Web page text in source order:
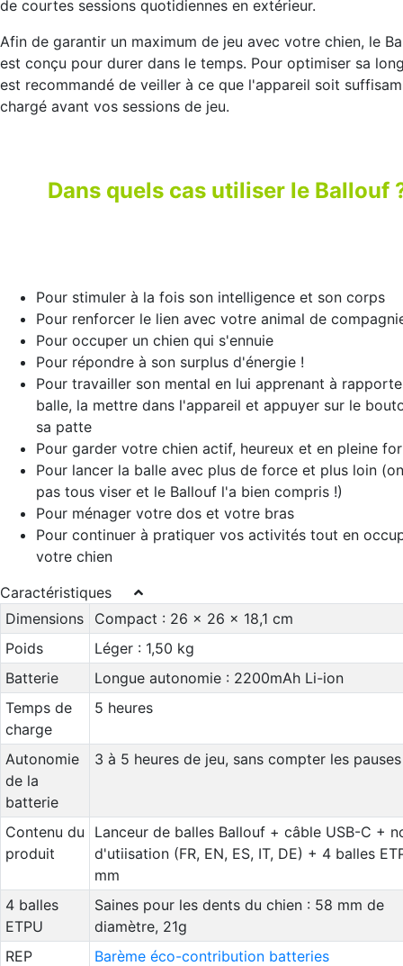
de courtes sessions quotidiennes en extérieur.
Afin de garantir un maximum de jeu avec votre chien, le
est conçu pour durer dans le temps. Pour optimiser sa
est recommandé de veiller à ce que l'appareil soit
chargé avant vos sessions de jeu.
Dans quels cas utiliser le Ballouf
Pour stimuler à la fois son intelligence et son corps
Pour renforcer le lien avec votre animal de
Pour occuper un chien qui s'ennuie
Pour répondre à son surplus d'énergie !
Pour travailler son mental en lui apprenant à
balle, la mettre dans l'appareil et appuyer sur le
sa patte
Pour garder votre chien actif, heureux et en pleine
Pour lancer la balle avec plus de force et plus loin
pas tous viser et le Ballouf l'a bien compris !)
Pour ménager votre dos et votre bras
Pour continuer à pratiquer vos activités tout en
votre chien
Caractéristiques
Dimensions
Compact : 26 x 26 x 18,1 cm
Poids
Léger : 1,50 kg
Batterie
Longue autonomie : 2200mAh Li-ion
Temps de
charge
5 heures
Autonomie
de la
batterie
3 à 5 heures de jeu, sans compter les pauses
Contenu du
produit
Lanceur de balles Ballouf + câble USB-C +
d'utiisation (FR, EN, ES, IT, DE) + 4 balles
mm
4 balles
ETPU
Saines pour les dents du chien : 58 mm de
diamètre, 21g
REP
Barème éco-contribution batteries